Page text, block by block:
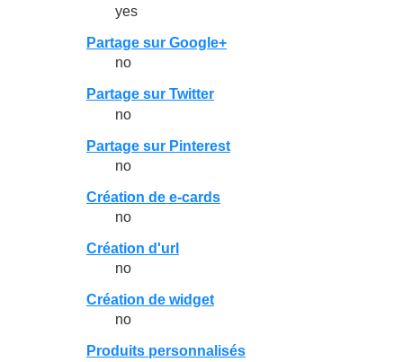
yes
Partage sur Google+
no
Partage sur Twitter
no
Partage sur Pinterest
no
Création de e-cards
no
Création d'url
no
Création de widget
no
Produits personnalisés